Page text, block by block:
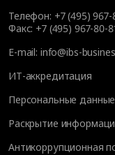
Телефон: +7 (495)
Факс: +7 (495) 967-80-
E-mail: info@ibs-
ИТ-аккредитация
Персональные
Раскрытие
Антикоррупционная